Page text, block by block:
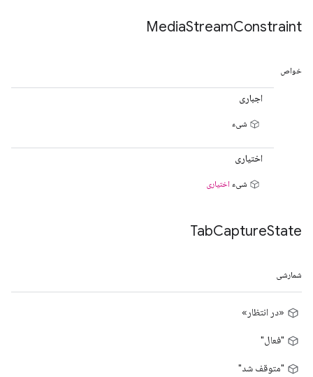
MediaStreamConstraint
خواص
اجباری
شیء
اختیاری
شیء اختیاری
TabCaptureState
شمارشی
«در انتظار»
"فعال"
"متوقف شد"